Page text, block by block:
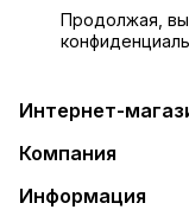
Продолжая, вы
Интернет-
Компания
Информация